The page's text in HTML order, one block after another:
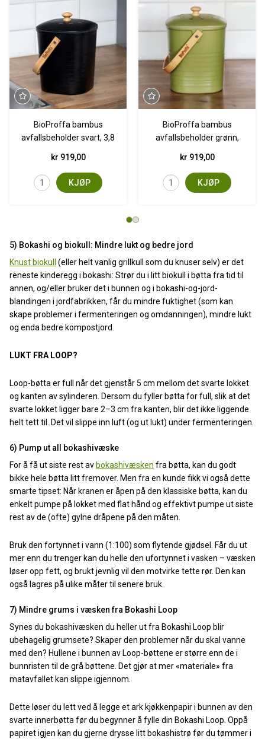
BioProffa bambus
avfallsbeholder svart, 3,8
kr 919,00
KJØP
BioProffa bambus
avfallsbeholder grønn,
kr 919,00
KJØP
5) Bokashi og biokull: Mindre lukt og bedre jord
Knust biokull
(eller helt vanlig grillkull som du knuser selv) er det
reneste kinderegg i bokashi: Strør du i litt biokull i bøtta fra tid til
annen, og/eller bruker det i bunnen og i bokashi-og-jord-
blandingen i jordfabrikken, får du mindre fuktighet (som kan
skape problemer i fermenteringen og omdanningen), mindre lukt
og enda bedre kompostjord.
LUKT FRA LOOP?
Loop-bøtta er full når det gjenstår 5 cm mellom det svarte lokket
og kanten av sylinderen. Dersom du fyller bøtta for full, slik at det
svarte lokket ligger bare 2–3 cm fra kanten, blir det ikke liggende
helt tett til. Det vil slippe inn luft (og ut lukt) under fermenteringen.
6) Pump ut all bokashivæske
For å få ut siste rest av bokashivæsken fra bøtta, kan du godt
bikke hele bøtta litt fremover. Men fra en kunde fikk vi også dette
smarte tipset: Når kranen er åpen på den klassiske bøtta, kan du
enkelt pumpe på lokket med flat hånd og effektivt pumpe ut siste
rest av de (ofte) gylne dråpene på den måten.
Bruk den fortynnet i vann (1:100) som flytende gjødsel. Får du ut
mer enn du trenger kan du helle den ufortynnet i vasken – væsken
løser opp fett, og brukt jevnlig vil den motvirke tette rør. Den kan
også lagres på ulike måter til senere bruk.
7) Mindre grums i væsken fra Bokashi Loop
Synes du bokashivæsken du heller ut fra Bokashi Loop blir
ubehagelig grumsete? Skaper den problemer når du skal vanne
med den? Hullene i bunnen av Loop-bøttene er større enn de i
bunnristen til de grå bøttene. Det gjør at mer «materiale» fra
matavfallet kan slippe igjennom.
Dette løser du lett ved å legge et ark kjøkkenpapir i bunnen av den
svarte innerbøtta før du begynner å fylle din Bokashi Loop. Oppå
papiret igjen kan du gjerne drysse litt bokashistrø før du tømmer i